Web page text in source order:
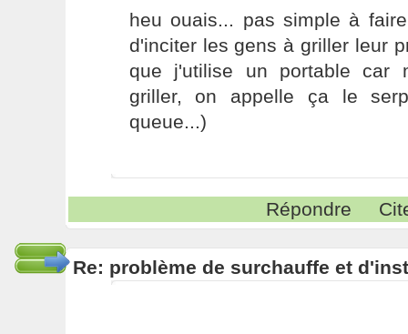
heu ouais... pas simple à
d'inciter les gens à griller leur
que j'utilise un portable car
griller, on appelle ça le
queue...)
Répondre
Re: problème de surchauffe et